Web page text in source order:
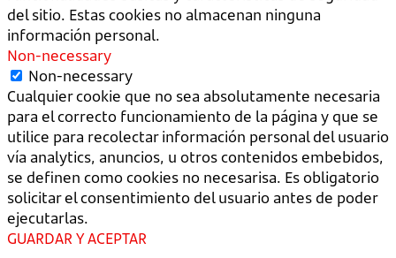
del sitio. Estas cookies no almacenan ninguna
información personal.
Non-necessary
Non-necessary
Cualquier cookie que no sea absolutamente necesaria
para el correcto funcionamiento de la página y que se
utilice para recolectar información personal del usuario
vía analytics, anuncios, u otros contenidos embebidos,
se definen como cookies no necesarisa. Es obligatorio
solicitar el consentimiento del usuario antes de poder
ejecutarlas.
GUARDAR Y ACEPTAR